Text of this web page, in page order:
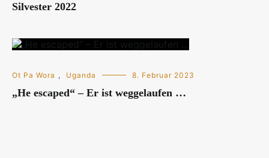
Silvester 2022
Ot Pa Wora , Uganda 8. Februar 2023
„He escaped“ – Er ist weggelaufen …